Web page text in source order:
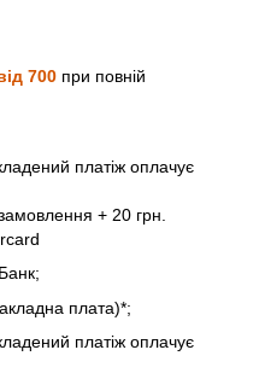
700 при повній
платіж оплачує
+ 20 грн.
плата)*;
платіж оплачує